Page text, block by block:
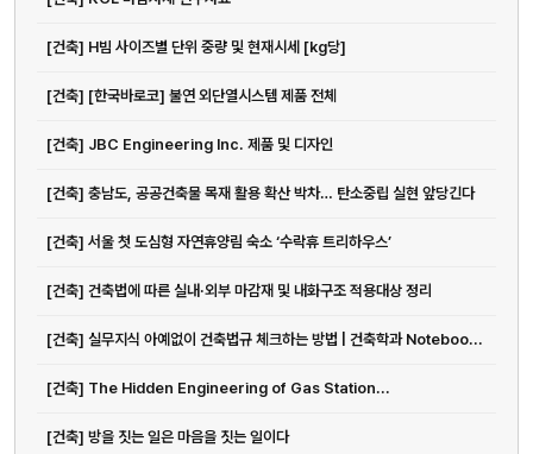
[건축] H빔 사이즈별 단위 중량 및 현재시세 [kg당]
[건축] [한국바로코] 불연 외단열시스템 제품 전체
[건축] JBC Engineering Inc. 제품 및 디자인
[건축] 충남도, 공공건축물 목재 활용 확산 박차… 탄소중립 실현 앞당긴다
[건축] 서울 첫 도심형 자연휴양림 숙소 ‘수락휴 트리하우스’
[건축] 건축법에 따른 실내·외부 마감재 및 내화구조 적용대상 정리
[건축] 실무지식 아예없이 건축법규 체크하는 방법 | 건축학과 Noteboo...
[건축] The Hidden Engineering of Gas Station...
[건축] 방을 짓는 일은 마음을 짓는 일이다